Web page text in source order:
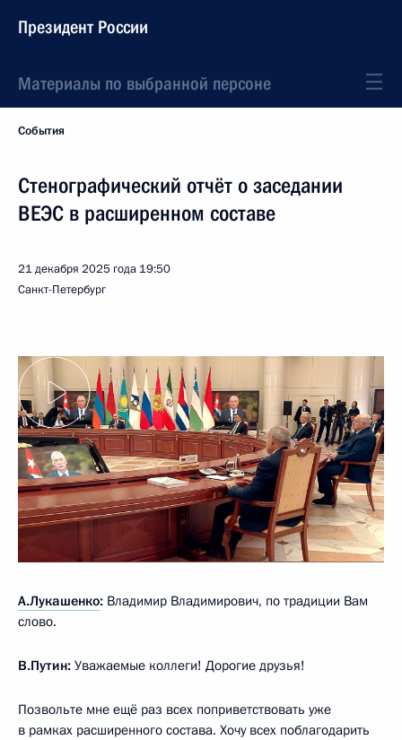
Президент России
Материалы по выбранной персоне
События
Стенографический отчёт о заседании
ВЕЭС в расширенном составе
21 декабря 2025 года 19:50
Санкт-Петербург
А.Лукашенко: Владимир Владимирович, по традиции Вам
слово.
В.Путин: Уважаемые коллеги! Дорогие друзья!
Позвольте мне ещё раз всех поприветствовать уже
в рамках расширенного состава. Хочу всех поблагодарить